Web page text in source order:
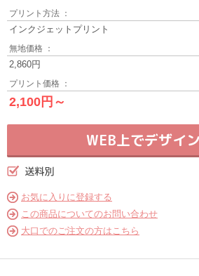
プリント方法 ：
インクジェットプリント
無地価格 ：
2,860円
プリント価格 ：
2,100円～
WEB上でデザイ
お気に入りに登録する
この商品についてのお問い合わせ
大口でのご注文の方はこちら